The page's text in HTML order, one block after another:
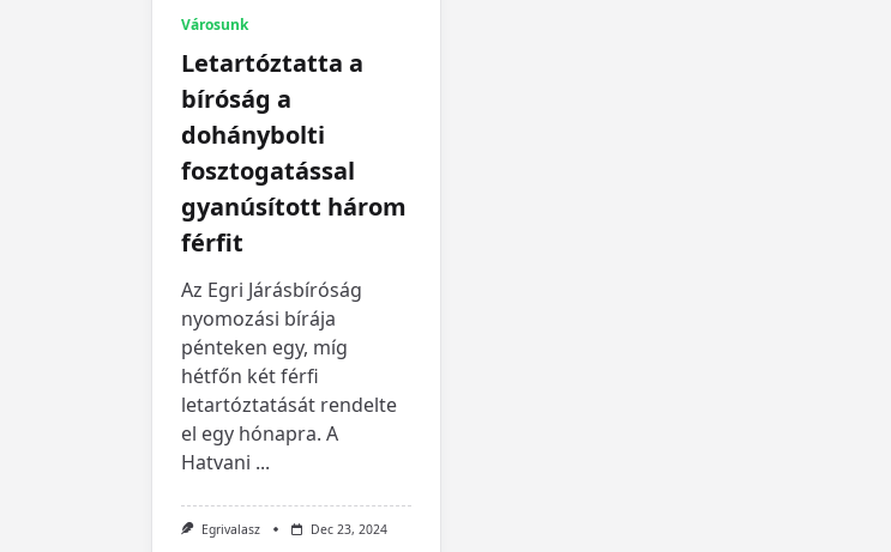
Városunk
Letartóztatta a
bíróság a
dohánybolti
fosztogatással
gyanúsított három
férfit
Az Egri Járásbíróság
nyomozási bírája
pénteken egy, míg
hétfőn két férfi
letartóztatását rendelte
el egy hónapra. A
Hatvani ...
Egrivalasz Dec 23, 2024